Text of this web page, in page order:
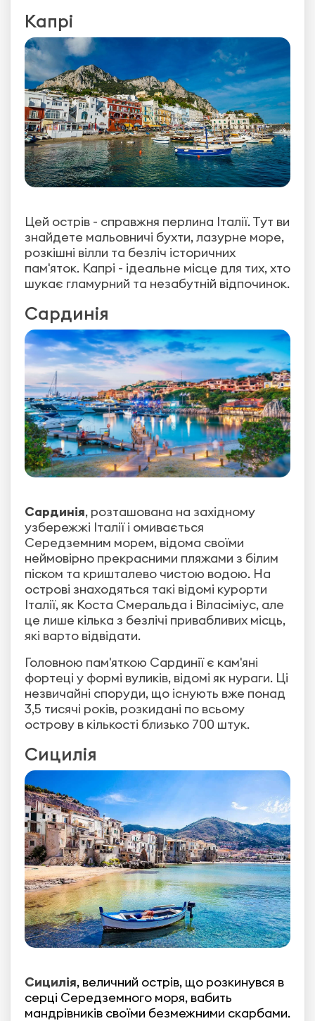
Капрі
Цей острів - справжня перлина Італії. Тут ви
знайдете мальовничі бухти, лазурне море,
розкішні вілли та безліч історичних
пам'яток. Капрі - ідеальне місце для тих, хто
шукає гламурний та незабутній відпочинок.
Сардинія
Сардинія, розташована на західному
узбережжі Італії і омивається
Середземним морем, відома своїми
неймовірно прекрасними пляжами з білим
піском та кришталево чистою водою. На
острові знаходяться такі відомі курорти
Італії, як Коста Смеральда і Віласіміус, але
це лише кілька з безлічі привабливих місць,
які варто відвідати.
Головною пам'яткою Сардинії є кам'яні
фортеці у формі вуликів, відомі як нураги. Ці
незвичайні споруди, що існують вже понад
3,5 тисячі років, розкидані по всьому
острову в кількості близько 700 штук.
Сицилія
Сицилія, величний острів, що розкинувся в
серці Середземного моря, вабить
мандрівників своїми безмежними скарбами.